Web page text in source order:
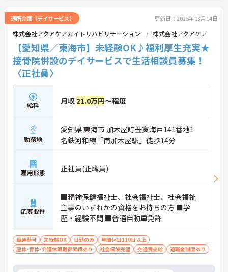
通所介護（デイサービス） 更新日：2025年03月14日
株式会社アクアケアカイトリハビリテーション 株式会社アクアケア
【愛知県／東海市】未経験OK♪福利厚生充実★
接骨院併設のデイサービスで生活相談員募集！
〈正社員〉
給料 月収 21.0万円～程度
勤務地
愛知県 東海市 加木屋町丑寅海戸141番地1
名鉄河和線「南加木屋駅」徒歩14分
雇用形態 正社員(正職員)
応募要件
■精神保健福祉士、社会福祉士、社会福祉
主事のいずれかの資格をお持ちの方 ■学
歴・経験不問 ■普通自動車免許
車通勤可 未経験OK 日勤のみ
年間休日110日以上
産休･育休･介護休暇取得実績あり
社会保険完備 交通費支給 退職金制度あり